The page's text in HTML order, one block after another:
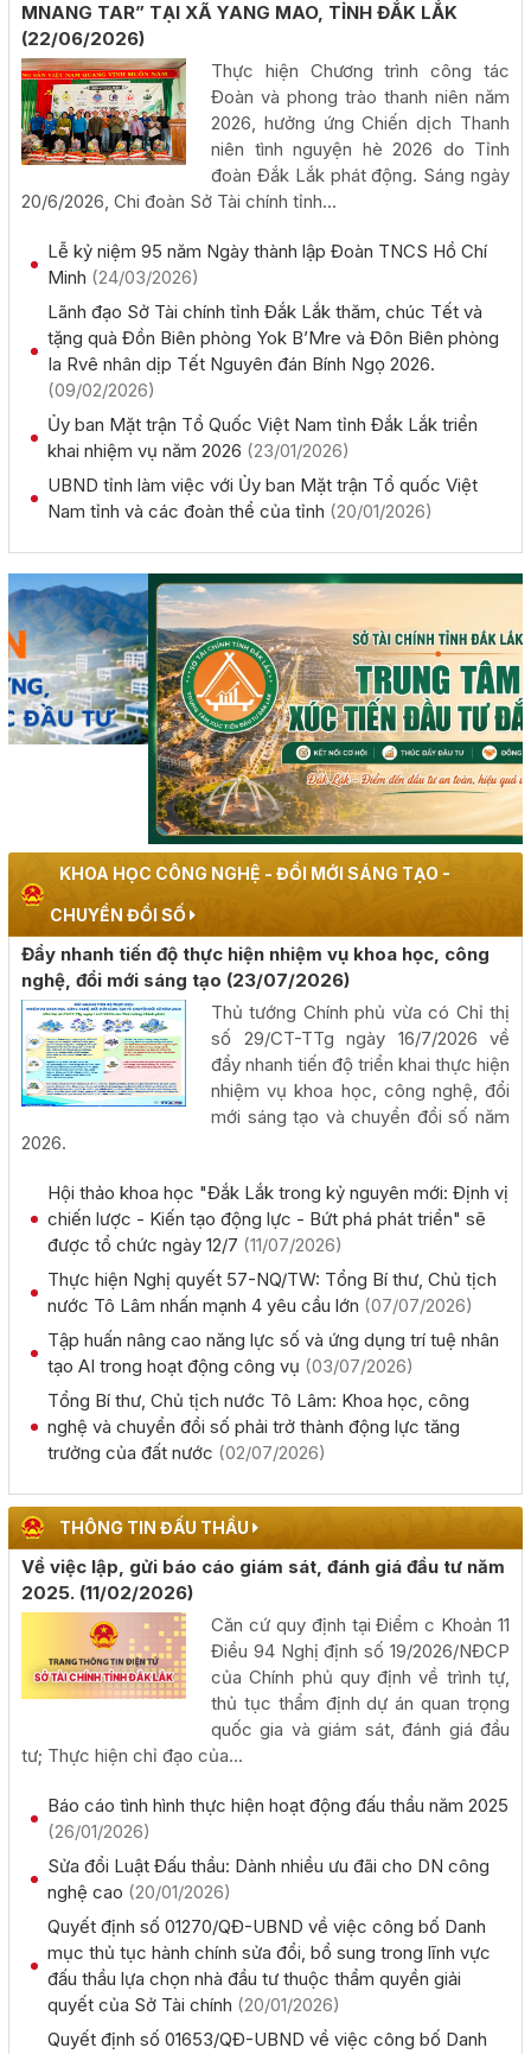
Tập huấn diễn tập khu vực phòng thủ kết hợp phòng
thủ dân sự tỉnh Đắk Lắk
(05/08/2026, 00:00)
Thực hiện quyết liệt các nhiệm vụ phát triển kinh tế - xã
(05/08/2026, 00:00)
Phấn đấu khai thác đồng bộ toàn tuyến cao tốc Khánh
(05/08/2026, 00:00)
Công khai kết quả giải ngân vốn đầu tư công đến hết
tháng 7 năm 2026
(04/08/2026, 00:00)
Chủ tịch UBND tỉnh Đỗ Hữu Huy: Quyết liệt đẩy nhanh
Rà soát công tác chuẩn bị diễn tập khu vực phòng thủ
kết hợp diễn tập phòng thủ dân sự tỉnh năm 2026
(02/08/2026, 00:00)
Khai mạc Hội nghị Ngoại giao lần thứ 33
(02/08/2026, 00:00)
Giới thiệu thông tin về 17 khu đất đấu giá quyền sử dụng
đất trên địa bàn tỉnh Đắk Lắk
(28/07/2026, 00:00)
Thông báo về việc tiếp nhận hồ sơ đề nghị chấp thuận
chủ trương đầu tư dự án: Nhà máy sản xuất viên nén gỗ
xuất khẩu và chế biến lâm sản - Thành Châu Đắk Lắk
(27/07/2026, 00:00)
Đắk Lắk họp báo công bố 17 hoạt động đặc sắc của Lễ
hội Sầu riêng năm 2026
(06/08/2026, 00:00)
Tập huấn diễn tập khu vực phòng thủ kết hợp phòng
thủ dân sự tỉnh Đắk Lắk
(05/08/2026, 00:00)
Thực hiện quyết liệt các nhiệm vụ phát triển kinh tế - xã
(05/08/2026, 00:00)
Phấn đấu khai thác đồng bộ toàn tuyến cao tốc Khánh
Hòa - Buôn Ma Thuột trong năm 2026
(05/08/2026, 00:00)
Công khai kết quả giải ngân vốn đầu tư công đến hết
(04/08/2026, 00:00)
Chủ tịch UBND tỉnh Đỗ Hữu Huy: Quyết liệt đẩy nhanh
tiến độ giải ngân đầu tư công theo nguyên tắc "6 rõ
(04/08/2026, 00:00)
Rà soát công tác chuẩn bị diễn tập khu vực phòng thủ
kết hợp diễn tập phòng thủ dân sự tỉnh năm 2026
(02/08/2026, 00:00)
MNANG TAR” TẠI XÃ YANG MAO, TỈNH ĐẮK LẮK
(22/06/2026)
Thực hiện Chương trình công tác
Đoàn và phong trào thanh niên năm
2026, hưởng ứng Chiến dịch Thanh
niên tình nguyện hè 2026 do Tỉnh
đoàn Đắk Lắk phát động. Sáng ngày
20/6/2026, Chi đoàn Sở Tài chính tỉnh...
Lễ kỷ niệm 95 năm Ngày thành lập Đoàn TNCS Hồ Chí
Minh (24/03/2026)
Lãnh đạo Sở Tài chính tỉnh Đắk Lắk thăm, chúc Tết và
tặng quà Đồn Biên phòng Yok B’Mre và Đôn Biên phòng
Ia Rvê nhân dịp Tết Nguyên đán Bính Ngọ 2026.
(09/02/2026)
Ủy ban Mặt trận Tổ Quốc Việt Nam tỉnh Đắk Lắk triển
khai nhiệm vụ năm 2026 (23/01/2026)
UBND tỉnh làm việc với Ủy ban Mặt trận Tổ quốc Việt
Nam tỉnh và các đoàn thể của tỉnh (20/01/2026)
KHOA HỌC CÔNG NGHỆ - ĐỔI MỚI SÁNG TẠO -
CHUYỂN ĐỔI SỐ
Đẩy nhanh tiến độ thực hiện nhiệm vụ khoa học, công
nghệ, đổi mới sáng tạo (23/07/2026)
Thủ tướng Chính phủ vừa có Chỉ thị
số 29/CT-TTg ngày 16/7/2026 về
đẩy nhanh tiến độ triển khai thực hiện
nhiệm vụ khoa học, công nghệ, đổi
mới sáng tạo và chuyển đổi số năm
2026.
Hội thảo khoa học "Đắk Lắk trong kỷ nguyên mới: Định vị
chiến lược - Kiến tạo động lực - Bứt phá phát triển" sẽ
được tổ chức ngày 12/7 (11/07/2026)
Thực hiện Nghị quyết 57-NQ/TW: Tổng Bí thư, Chủ tịch
nước Tô Lâm nhấn mạnh 4 yêu cầu lớn (07/07/2026)
Tập huấn nâng cao năng lực số và ứng dụng trí tuệ nhân
tạo AI trong hoạt động công vụ (03/07/2026)
Tổng Bí thư, Chủ tịch nước Tô Lâm: Khoa học, công
nghệ và chuyển đổi số phải trở thành động lực tăng
trưởng của đất nước (02/07/2026)
THÔNG TIN ĐẤU THẦU
Về việc lập, gửi báo cáo giám sát, đánh giá đầu tư năm
2025. (11/02/2026)
Căn cứ quy định tại Điểm c Khoản 11
Điều 94 Nghị định số 19/2026/NĐCP
của Chính phủ quy định về trình tự,
thủ tục thẩm định dự án quan trọng
quốc gia và giám sát, đánh giá đầu
tư; Thực hiện chỉ đạo của...
Báo cáo tình hình thực hiện hoạt động đấu thầu năm 2025
(26/01/2026)
Sửa đổi Luật Đấu thầu: Dành nhiều ưu đãi cho DN công
nghệ cao (20/01/2026)
Quyết định số 01270/QĐ-UBND về việc công bố Danh
mục thủ tục hành chính sửa đổi, bổ sung trong lĩnh vực
đấu thầu lựa chọn nhà đầu tư thuộc thẩm quyền giải
quyết của Sở Tài chính (20/01/2026)
Quyết định số 01653/QĐ-UBND về việc công bố Danh